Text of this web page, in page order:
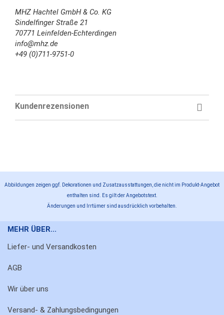
MHZ Hachtel GmbH & Co. KG
Sindelfinger Straße 21
70771 Leinfelden-Echterdingen
info@mhz.de
+49 (0)711-9751-0
Kundenrezensionen
Abbildungen zeigen ggf. Dekorationen und Zusatzausstattungen, die nicht im Produkt-Angebot
enthalten sind. Es gilt der Angebotstext.
Änderungen und Irrtümer sind ausdrücklich vorbehalten.
MEHR ÜBER...
Liefer- und Versandkosten
AGB
Wir über uns
Versand- & Zahlungsbedingungen